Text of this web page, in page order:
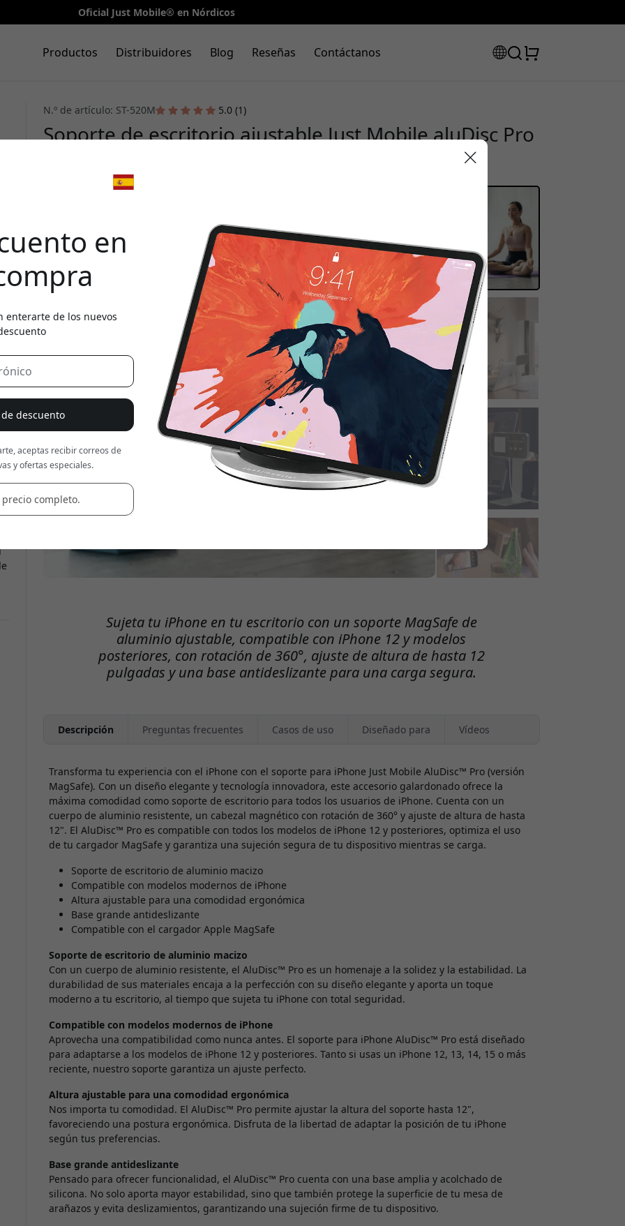
Oficial Just Mobile® en Nórdicos
Productos Distribuidores Blog Reseñas Contáctanos
N.º de artículo: ST-520M 5.0 (1)
Soporte de escritorio ajustable Just Mobile aluDisc Pro
Sujeta tu iPhone en tu escritorio con un soporte MagSafe de
aluminio ajustable, compatible con iPhone 12 y modelos
posteriores, con rotación de 360°, ajuste de altura de hasta 12
pulgadas y una base antideslizante para una carga segura.
Descripción Preguntas frecuentes Casos de uso Diseñado para Vídeos
Transforma tu experiencia con el iPhone con el soporte para iPhone Just Mobile AluDisc™ Pro (versión
MagSafe). Con un diseño elegante y tecnología innovadora, este accesorio galardonado ofrece la
máxima comodidad como soporte de escritorio para todos los usuarios de iPhone. Cuenta con un
cuerpo de aluminio resistente, un cabezal magnético con rotación de 360° y ajuste de altura de hasta
12". El AluDisc™ Pro es compatible con todos los modelos de iPhone 12 y posteriores, optimiza el uso
de tu cargador MagSafe y garantiza una sujeción segura de tu dispositivo mientras se carga.
Soporte de escritorio de aluminio macizo
Compatible con modelos modernos de iPhone
Altura ajustable para una comodidad ergonómica
Base grande antideslizante
Compatible con el cargador Apple MagSafe
Soporte de escritorio de aluminio macizo
Con un cuerpo de aluminio resistente, el AluDisc™ Pro es un homenaje a la solidez y la estabilidad. La
durabilidad de sus materiales encaja a la perfección con su diseño elegante y aporta un toque
moderno a tu escritorio, al tiempo que sujeta tu iPhone con total seguridad.
Compatible con modelos modernos de iPhone
Aprovecha una compatibilidad como nunca antes. El soporte para iPhone AluDisc™ Pro está diseñado
para adaptarse a los modelos de iPhone 12 y posteriores. Tanto si usas un iPhone 12, 13, 14, 15 o más
reciente, nuestro soporte garantiza un ajuste perfecto.
Altura ajustable para una comodidad ergonómica
Nos importa tu comodidad. El AluDisc™ Pro permite ajustar la altura del soporte hasta 12",
favoreciendo una postura ergonómica. Disfruta de la libertad de adaptar la posición de tu iPhone
según tus preferencias.
Base grande antideslizante
Pensado para ofrecer funcionalidad, el AluDisc™ Pro cuenta con una base amplia y acolchado de
silicona. No solo aporta mayor estabilidad, sino que también protege la superficie de tu mesa de
arañazos y evita deslizamientos, garantizando una sujeción firme de tu dispositivo.
en
enterarte de los nuevos
descuento
aceptas recibir correos de
y ofertas especiales.
completo.
Usa este código en la caja para obtener 15% de descuento.